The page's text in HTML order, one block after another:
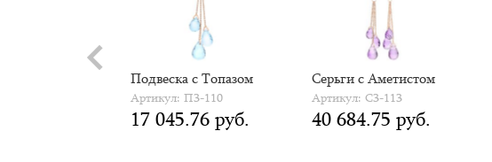
Подвеска с Топазом
Артикул: П3-110
17 045.76 руб.
Серьги с Аметистом
Артикул: С3-113
40 684.75 руб.